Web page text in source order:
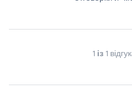
1 із1